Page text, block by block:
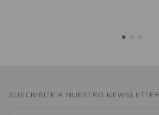
SUSCRIBITE A NUESTRO NEWSLETTER